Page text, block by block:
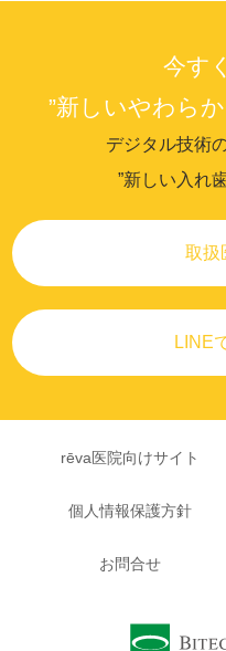
今す
”新しいやわら
デジタル技術
”新しい入れ
取扱
LINE
rēva医院向けサイト
個人情報保護方針
お問合せ